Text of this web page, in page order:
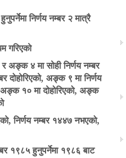
निर्णय नम्बर २ मात्रै
गरिएको
अङ्क ४ मा सोही निर्णय नम्बर
दोहोरिएको, अङ्क ९ मा निर्णय
१० मा दोहोरिएको, अङ्क
निर्णय नम्बर १४४७ नभएको,
१९८५ हुनुपर्नेमा १९८६ बाट